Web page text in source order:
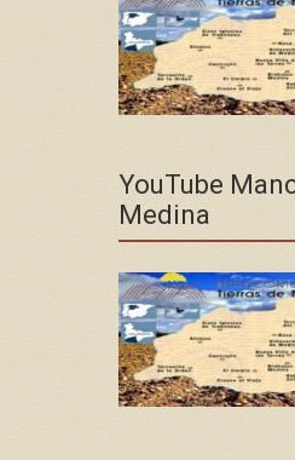
YouTube
Medina